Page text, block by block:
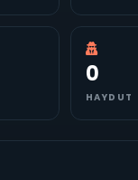
0
HAYDUT